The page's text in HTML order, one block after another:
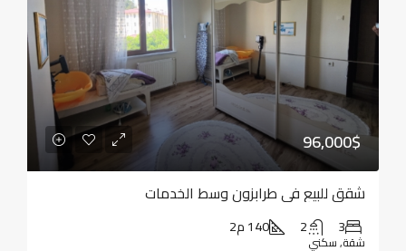
96,000$
شقق للبيع في طرابزون وسط الخدمات
3
2 140 م2
شقة, سكني